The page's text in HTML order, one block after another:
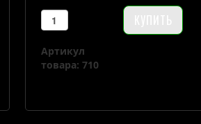
Артикул
товара: 710